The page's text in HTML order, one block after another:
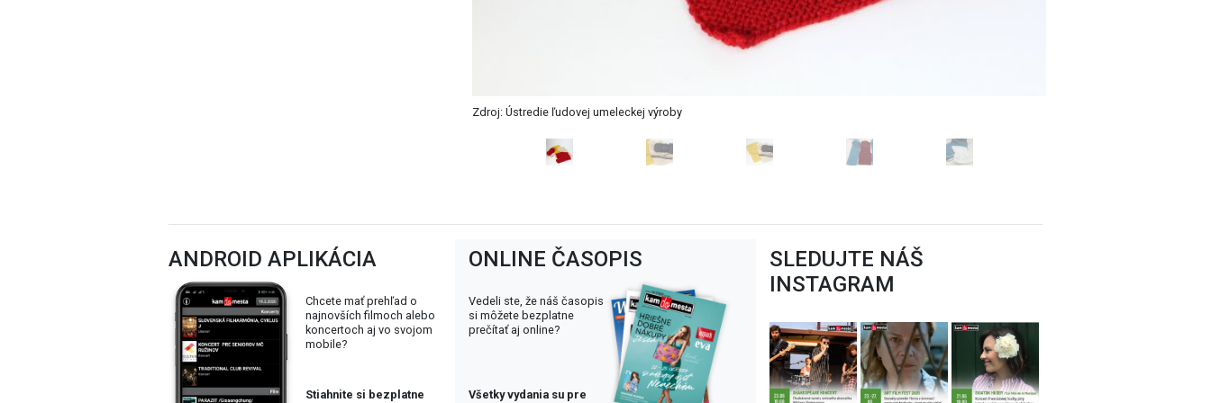
ANDROID APLIKÁCIA
Chcete mať prehľad o
najnovších filmoch alebo
koncertoch aj vo svojom
mobile?
Stiahnite si bezplatne
ONLINE ČASOPIS
Vedeli ste, že náš časopis
si môžete bezplatne
prečítať aj online?
Všetky vydania su pre
SLEDUJTE NÁŠ
INSTAGRAM